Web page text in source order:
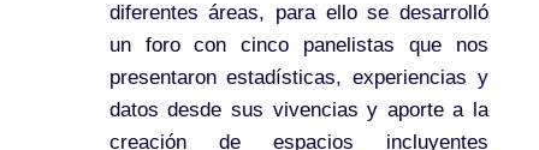
diferentes áreas, para ello se desarrolló
un foro con cinco panelistas que nos
presentaron estadísticas, experiencias y
datos desde sus vivencias y aporte a la
creación de espacios incluyentes